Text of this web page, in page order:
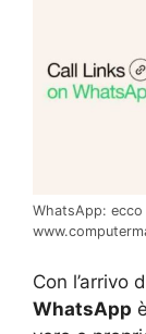
WhatsApp: ecco
Con l’arrivo
WhatsApp